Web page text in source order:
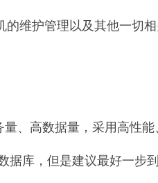
护管理以及其他一切相
高数据量，采用高性能
，但是建议最好一步